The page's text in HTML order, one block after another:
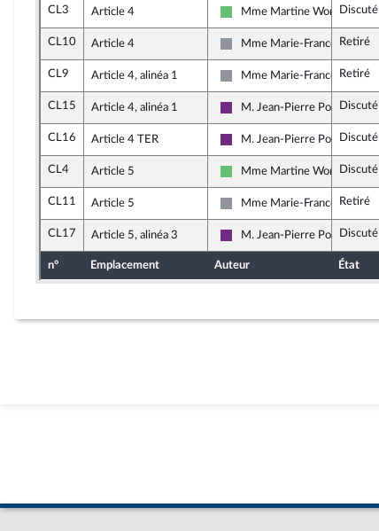
CL3 Article 4
Libertés et Territoires
Mme Martine WonnerDiscuté
CL10 Article 4
Non inscrit
Mme Marie-France Lorho
Retiré
CL9 Article 4, alinéa 1
Non inscrit
Mme Marie-France Lorho
Retiré
CL15 Article 4, alinéa 1
La République en Marche
M. Jean-Pierre PontDiscuté
CL16 Article 4 TER
La République en Marche
M. Jean-Pierre PontDiscuté
CL4 Article 5
Libertés et Territoires
Mme Martine WonnerDiscuté
CL11 Article 5
Non inscrit
Mme Marie-France Lorho
Retiré
CL17 Article 5, alinéa 3
La République en Marche
M. Jean-Pierre PontDiscuté
n° Emplacement Auteur État